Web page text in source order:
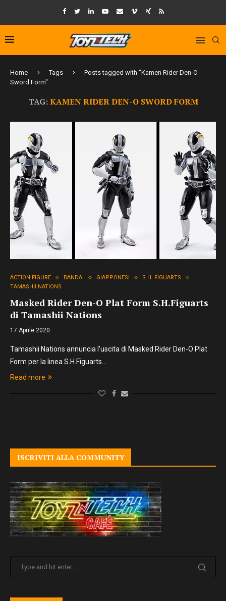
Home Tags
Posts tagged with "Kamen Rider Den-O
Sword Form"
TAG:KAMEN RIDER DEN-O SWORD FORM
ACTION FIGURE BANDAI GIAPPONESI
S.H. FIGUARTS
TAMASHII NATIONS
Masked Rider Den-O Plat Form S.H.Figuarts
di Tamashii Nations
17 Aprile 2020
Tamashii Nations annuncia l’uscita di Masked Rider Den-O Plat
Form per la linea S.H.Figuarts…
Read more
ISCRIVITI ALLA COMMUNITY